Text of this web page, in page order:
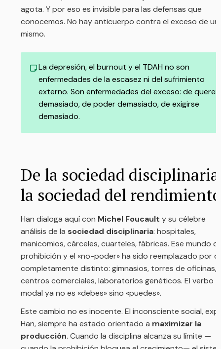
Confirmar la contraseña
Áreas de interés *
Comentarios
🔒 Cuidamos tu información. Solo te
intereses.
No, gracias. Quiero continuar la lectura.